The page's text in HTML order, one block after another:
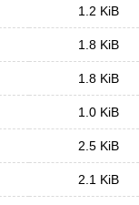
1.2 KiB
1.8 KiB
1.8 KiB
1.0 KiB
2.5 KiB
2.1 KiB